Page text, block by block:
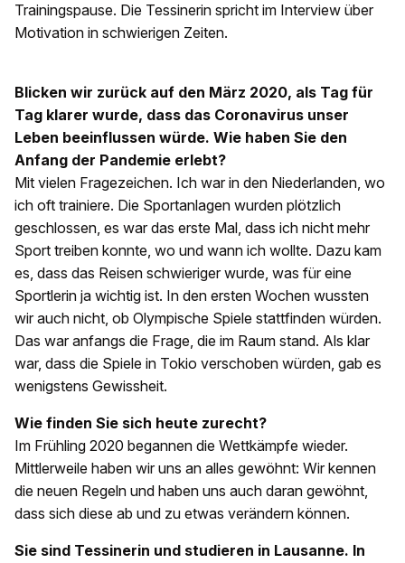
Trainingspause. Die Tessinerin spricht im Interview über
Motivation in schwierigen Zeiten.
Blicken wir zurück auf den März 2020, als Tag für
Tag klarer wurde, dass das Coronavirus unser
Leben beeinflussen würde. Wie haben Sie den
Anfang der Pandemie erlebt?
Mit vielen Fragezeichen. Ich war in den Niederlanden, wo
ich oft trainiere. Die Sportanlagen wurden plötzlich
geschlossen, es war das erste Mal, dass ich nicht mehr
Sport treiben konnte, wo und wann ich wollte. Dazu kam
es, dass das Reisen schwieriger wurde, was für eine
Sportlerin ja wichtig ist. In den ersten Wochen wussten
wir auch nicht, ob Olympische Spiele stattfinden würden.
Das war anfangs die Frage, die im Raum stand. Als klar
war, dass die Spiele in Tokio verschoben würden, gab es
wenigstens Gewissheit.
Wie finden Sie sich heute zurecht?
Im Frühling 2020 begannen die Wettkämpfe wieder.
Mittlerweile haben wir uns an alles gewöhnt: Wir kennen
die neuen Regeln und haben uns auch daran gewöhnt,
dass sich diese ab und zu etwas verändern können.
Sie sind Tessinerin und studieren in Lausanne. In